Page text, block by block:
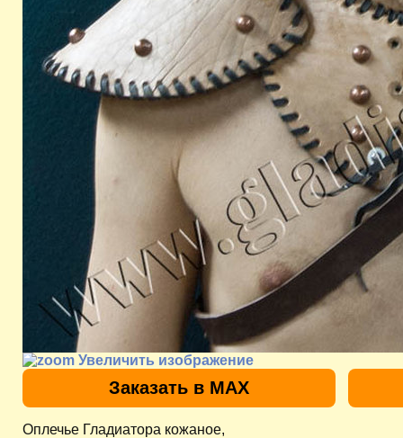
Увеличить изображение
Заказать в MAX
Оплечье Гладиатора кожаное,